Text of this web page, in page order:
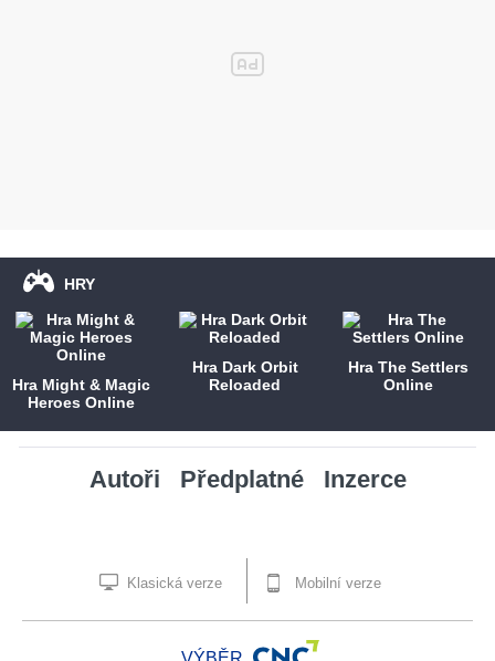
HRY
Hra Might & Magic
Heroes Online
Hra Dark Orbit
Reloaded
Hra The Settlers
Online
Autoři Předplatné Inzerce
Klasická verze Mobilní verze